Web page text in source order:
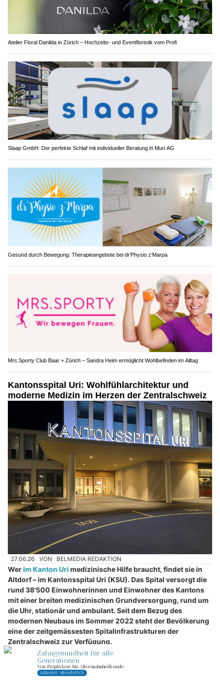
Atelier Floral Danilda in Zürich – Hochzeits- und Eventfloristik vom Profi
Slaap GmbH: Der perfekte Schlaf mit individueller Beratung in Muri AG
Gesund durch Bewegung: Therapieangebote bei dr’Physio z’Marpa
Mrs.Sporty Club Baar + Zürich – Sandra Heim ermöglicht Wohlbefinden im Alltag
Kantonsspital Uri: Wohlfühlarchitektur und
moderne Medizin im Herzen der Zentralschweiz
27.06.26 VON BELMEDIA REDAKTION
Werim Kanton Uri medizinische Hilfe braucht, findet sie in
Altdorf – im Kantonsspital Uri (KSU). Das Spital versorgt die
rund 38'500 Einwohnerinnen und Einwohner des Kantons
mit einer breiten medizinischen Grundversorgung, rund um
die Uhr, stationär und ambulant. Seit dem Bezug des
modernen Neubaus im Sommer 2022 steht der Bevölkerung
eine der zeitgemässesten Spitalinfrastrukturen der
Zentralschweiz zur Verfügung.
Das Kantonsspital Uri ist eine selbständige Unternehmung des
öffentlichen Rechts. Sein Auftrag ist im Gesetz über das